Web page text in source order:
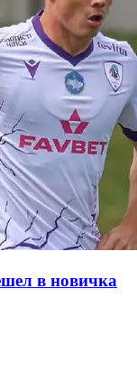
в новичка